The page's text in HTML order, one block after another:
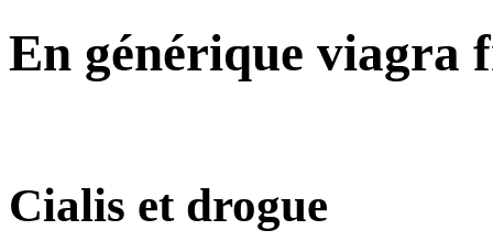
En générique viagra
Cialis et drogue